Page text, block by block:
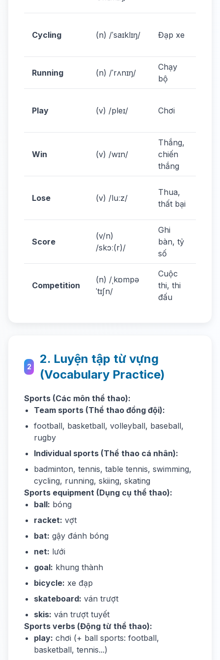
Cycling (n) /ˈsaɪklɪŋ/ Đạp xe
Running (n) /ˈrʌnɪŋ/
Chạy
bộ
Play (v) /pleɪ/ Chơi
Win (v) /wɪn/
Thắng,
chiến
thắng
Lose (v) /luːz/
Thua,
thất bại
Score
(v/n)
/skɔː(r)/
Ghi
bàn, tỷ
số
Competition
(n) /ˌkɒmpə
ˈtɪʃn/
Cuộc
thi, thi
đấu
2
2. Luyện tập từ vựng
(Vocabulary Practice)
Sports (Các môn thể thao):
Team sports (Thể thao đồng đội):
football, basketball, volleyball, baseball,
rugby
Individual sports (Thể thao cá nhân):
badminton, tennis, table tennis, swimming,
cycling, running, skiing, skating
Sports equipment (Dụng cụ thể thao):
ball: bóng
racket: vợt
bat: gậy đánh bóng
net: lưới
goal: khung thành
bicycle: xe đạp
skateboard: ván trượt
skis: ván trượt tuyết
Sports verbs (Động từ thể thao):
play: chơi (+ ball sports: football,
basketball, tennis...)